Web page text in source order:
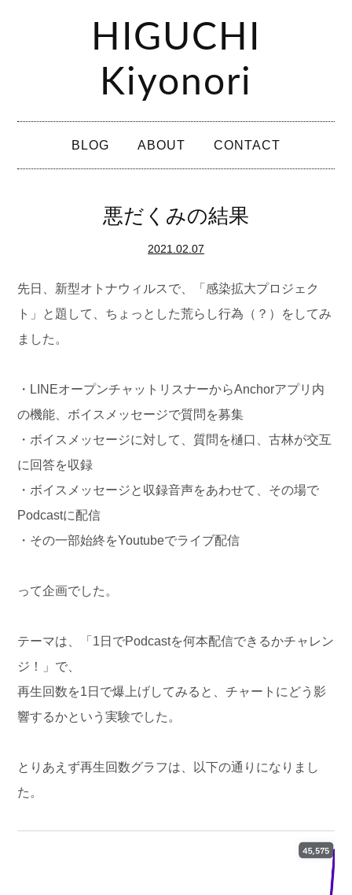
HIGUCHI
Kiyonori
イ
ー
BLOG ABOUT CONTACT
悪だくみの結果
2021.02.07
先日、新型オトナウィルスで、「感染拡大プロジェク
ト」と題して、ちょっとした荒らし行為（？）をしてみ
ました。
・LINEオープンチャットリスナーからAnchorアプリ内
の機能、ボイスメッセージで質問を募集
・ボイスメッセージに対して、質問を樋口、古林が交互
に回答を収録
・ボイスメッセージと収録音声をあわせて、その場で
Podcastに配信
・その一部始終をYoutubeでライブ配信
って企画でした。
テーマは、「1日でPodcastを何本配信できるかチャレン
ジ！」で、
再生回数を1日で爆上げしてみると、チャートにどう影
響するかという実験でした。
とりあえず再生回数グラフは、以下の通りになりまし
た。